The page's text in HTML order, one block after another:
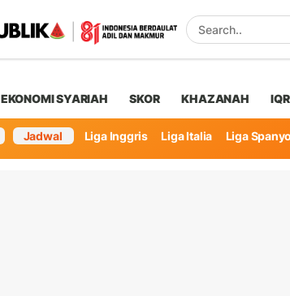
EKONOMI SYARIAH SKOR KHAZANAH
Jadwal Liga Inggris Liga Italia Liga